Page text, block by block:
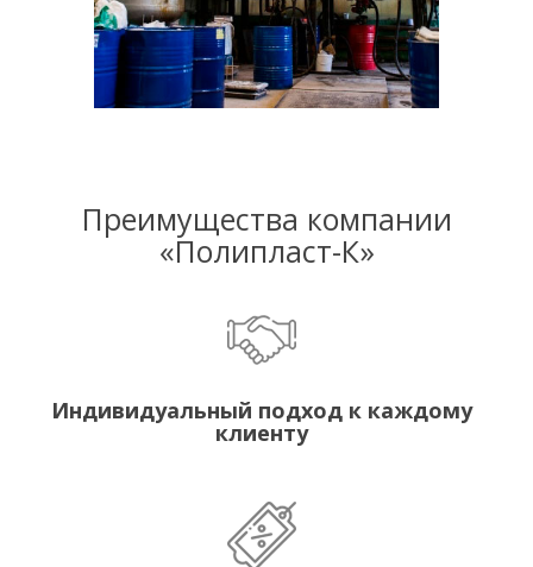
Преимущества компании
«Полипласт-К»
Индивидуальный подход к каждому
клиенту